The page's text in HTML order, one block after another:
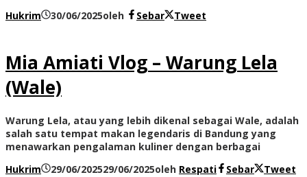
Hukrim
30/06/2025oleh Sebar Tweet
Mia Amiati Vlog – Warung Lela
(Wale)
Warung Lela, atau yang lebih dikenal sebagai Wale, adalah
salah satu tempat makan legendaris di Bandung yang
menawarkan pengalaman kuliner dengan berbagai
Hukrim
29/06/202529/06/2025oleh Respati Sebar Tweet